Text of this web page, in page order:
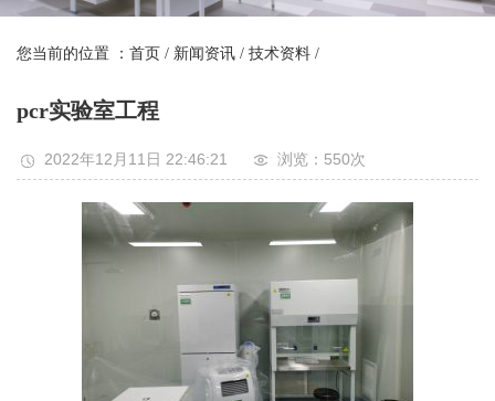
您当前的位置 ： 首页 / 新闻资讯 / 技术资料 /
pcr实验室工程
2022年12月11日 22:46:21 浏览：550次